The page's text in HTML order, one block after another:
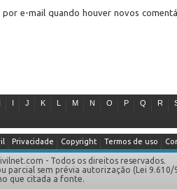
e-mail quando houver novos
I J K L M N O P Q R
Termos de uso
Copyright
Privacidade
- Todos os direitos reservados.
parcial sem prévia autorização (Lei 9.610/
que citada a fonte.